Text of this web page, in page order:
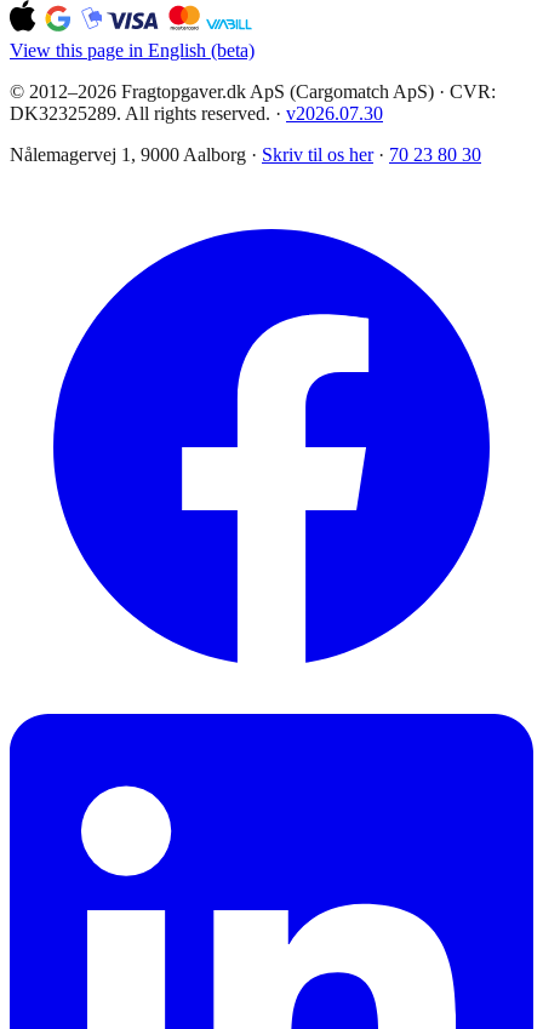
View this page in English (beta)
© 2012–2026 Fragtopgaver.dk ApS (Cargomatch ApS) · CVR:
DK32325289. All rights reserved. · v2026.07.30
Nålemagervej 1, 9000 Aalborg · Skriv til os her · 70 23 80 30